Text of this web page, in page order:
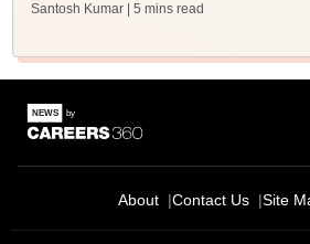
Santosh Kumar | 5 mins read
About Contact Us Site